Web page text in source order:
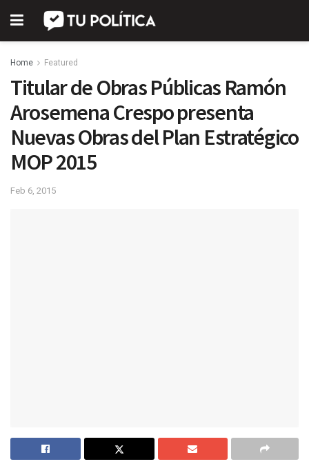
Home Featured
Titular de Obras Públicas Ramón
Arosemena Crespo presenta
Nuevas Obras del Plan Estratégico
MOP 2015
Feb 6, 2015